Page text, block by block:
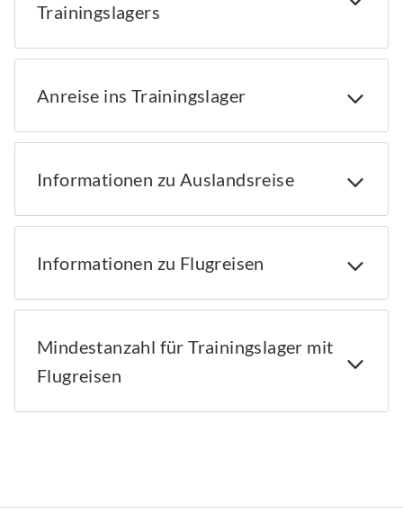
Trainingslagers
Anreise ins Trainingslager
Informationen zu Auslandsreise
Informationen zu Flugreisen
Mindestanzahl für Trainingslager mit
Flugreisen